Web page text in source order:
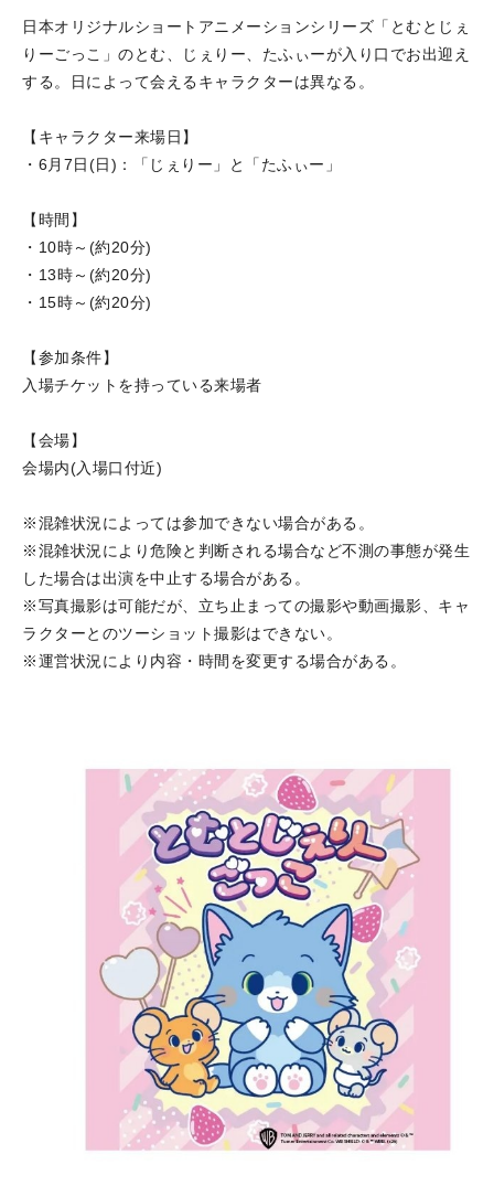
日本オリジナルショートアニメーションシリーズ「とむとじぇ
りーごっこ」のとむ、じぇりー、たふぃーが入り口でお出迎え
する。日によって会えるキャラクターは異なる。
【キャラクター来場日】
・6月7日(日)：「じぇりー」と「たふぃー」
【時間】
・10時～(約20分)
・13時～(約20分)
・15時～(約20分)
【参加条件】
入場チケットを持っている来場者
【会場】
会場内(入場口付近)
※混雑状況によっては参加できない場合がある。
※混雑状況により危険と判断される場合など不測の事態が発生
した場合は出演を中止する場合がある。
※写真撮影は可能だが、立ち止まっての撮影や動画撮影、キャ
ラクターとのツーショット撮影はできない。
※運営状況により内容・時間を変更する場合がある。